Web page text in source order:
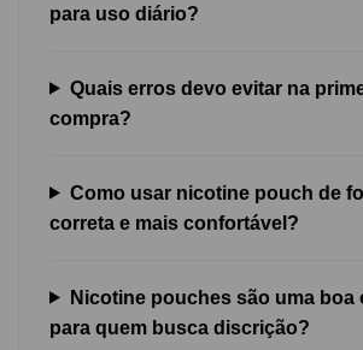
para uso diário?
Quais erros devo evitar na
compra?
Como usar nicotine pouch de
correta e mais confortável?
Nicotine pouches são uma boa
para quem busca discrição?